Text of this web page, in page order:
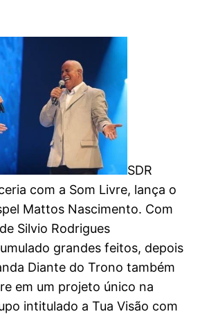
SDR
com a Som Livre, lança o
Mattos Nascimento. Com
Silvio Rodrigues
grandes feitos, depois
Diante do Trono também
em um projeto único na
intitulado a Tua Visão com